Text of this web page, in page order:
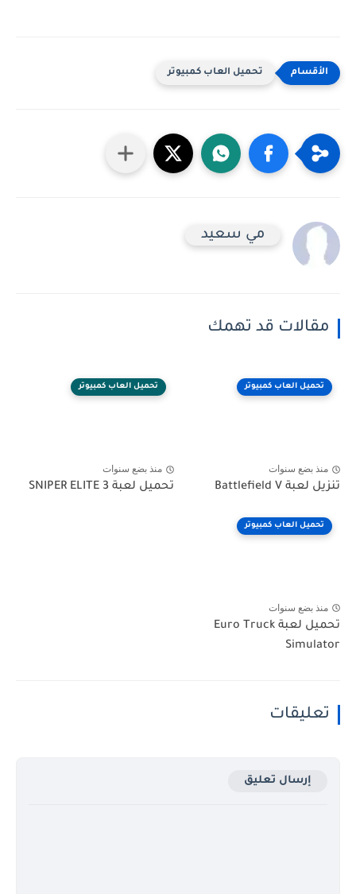
تحميل العاب كمبيوتر
مي سعيد
مقالات قد تهمك
تحميل العاب كمبيوتر
منذ بضع سنوات
تنزيل لعبة Battlefield V
تحميل العاب كمبيوتر
منذ بضع سنوات
تحميل لعبة SNIPER ELITE 3
تحميل العاب كمبيوتر
منذ بضع سنوات
تحميل لعبة Euro Truck
Simulator
تعليقات
إرسال تعليق